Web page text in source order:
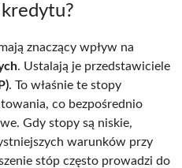
znaczący wpływ na
. Ustalają je przedstawiciele
. To właśnie te stopy
co bezpośrednio
Gdy stopy są niskie,
warunków przy
stóp często prowadzi do